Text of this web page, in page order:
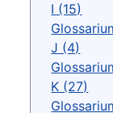
I (15)
J (4)
K (27)